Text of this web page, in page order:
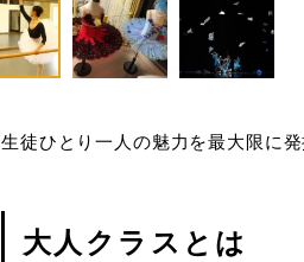
生徒ひとり一人の魅力を最大限に
大人クラスとは